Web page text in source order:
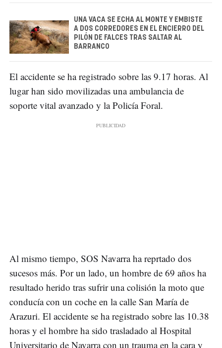
UNA VACA SE ECHA AL MONTE Y EMBISTE
A DOS CORREDORES EN EL ENCIERRO DEL
PILÓN DE FALCES TRAS SALTAR AL
BARRANCO
El accidente se ha registrado sobre las 9.17 horas. Al
lugar han sido movilizadas una ambulancia de
soporte vital avanzado y la Policía Foral.
Al mismo tiempo, SOS Navarra ha reprtado dos
sucesos más. Por un lado, un hombre de 69 años ha
resultado herido tras sufrir una colisión la moto que
conducía con un coche en la calle San María de
Arazuri. El accidente se ha registrado sobre las 10.38
horas y el hombre ha sido trasladado al Hospital
Universitario de Navarra con un trauma en la cara y